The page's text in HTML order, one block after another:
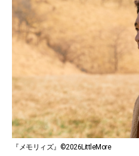
『メモリィズ』©2026LittleMore